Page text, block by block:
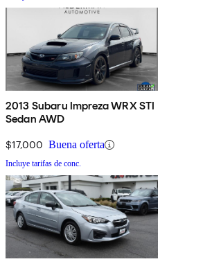
2013 Subaru Impreza WRX STI
Sedan AWD
$17,000 Buena oferta
Incluye tarifas de conc.